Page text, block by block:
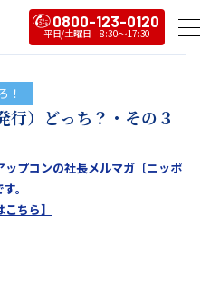
0800-123-0120
！
）どっち？・その３
プコンの社長メルマガ〔ニッポ
。
ちら】